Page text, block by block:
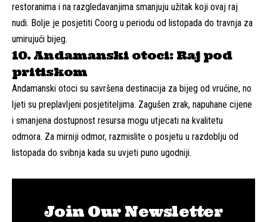
restoranima i na razgledavanjima smanjuju užitak koji ovaj raj
nudi. Bolje je posjetiti Coorg u periodu od listopada do travnja za
umirujući bijeg.
10. Andamanski otoci: Raj pod
pritiskom
Andamanski otoci su savršena destinacija za bijeg od vrućine, no
ljeti su preplavljeni posjetiteljima. Zagušen zrak, napuhane cijene
i smanjena dostupnost resursa mogu utjecati na kvalitetu
odmora. Za mirniji odmor, razmislite o posjetu u razdoblju od
listopada do svibnja kada su uvjeti puno ugodniji.
Join Our Newsletter